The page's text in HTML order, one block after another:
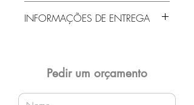
INFORMAÇÕES DE ENTREGA
orçamento!Pedir um orçamento